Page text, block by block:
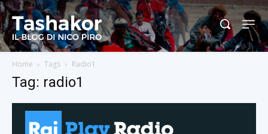
Home Tags Radio1
Tag: radio1